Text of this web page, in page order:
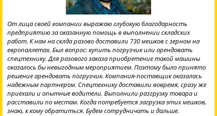
От лица своей компании выражаю глубокую благодарность
предприятию за оказанную помощь в выполнении складских
работ. К нам на склда разово доставили 730 мешков с зерном на
европаллетах. Был вопрос: купить погрузчик или арендовать
спецтехнику. Для разового заказа приобретение такой машины
оказалось бы невыгодным мероприятием. Поэтому было принято
решение арендовать погрузчик. Компания-поставщик оказалась
надежным партнером. Спецтехнику доставили вовремя, сразу же
приехали и опытные водители. Выполнили разгрузку товара и
расставили по местам. Когда потребуется загрузка этих мешков,
знаю, к кому обратиться. Будем сотрудничать и дальше.